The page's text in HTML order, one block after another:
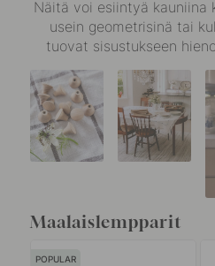
Näitä voi esiintyä kauniina
usein geometrisinä tai
tuovat sisustukseen
Maalaislempparit
POPULAR